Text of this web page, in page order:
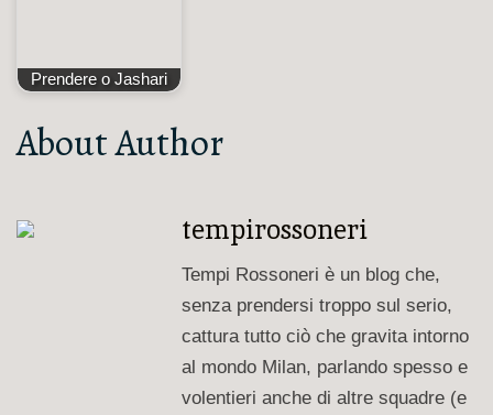
Prendere o Jashari
About Author
tempirossoneri
Tempi Rossoneri è un blog che,
senza prendersi troppo sul serio,
cattura tutto ciò che gravita intorno
al mondo Milan, parlando spesso e
volentieri anche di altre squadre (e